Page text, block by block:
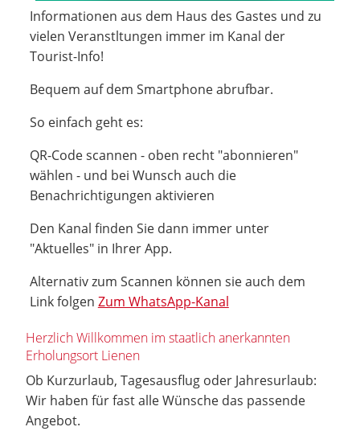
Informationen aus dem Haus des Gastes und zu
vielen Veranstltungen immer im Kanal der
Tourist-Info!
Bequem auf dem Smartphone abrufbar.
So einfach geht es:
QR-Code scannen - oben recht "abonnieren"
wählen - und bei Wunsch auch die
Benachrichtigungen aktivieren
Den Kanal finden Sie dann immer unter
"Aktuelles" in Ihrer App.
Alternativ zum Scannen können sie auch dem
Link folgen Zum WhatsApp-Kanal
Herzlich Willkommen im staatlich anerkannten
Erholungsort Lienen
Ob Kurzurlaub, Tagesausflug oder Jahresurlaub:
Wir haben für fast alle Wünsche das passende
Angebot.